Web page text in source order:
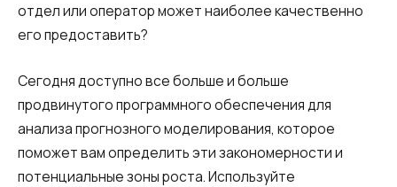
отдел или оператор может наиболее качественно
его предоставить?
Сегодня доступно все больше и больше
продвинутого программного обеспечения для
анализа прогнозного моделирования, которое
поможет вам определить эти закономерности и
потенциальные зоны роста. Используйте